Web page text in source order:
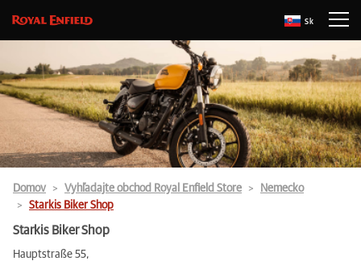
Sk
Domov Vyhľadajte obchod Royal Enfield Store
Nemecko
Starkis Biker Shop
Starkis Biker Shop
Hauptstraße 55,